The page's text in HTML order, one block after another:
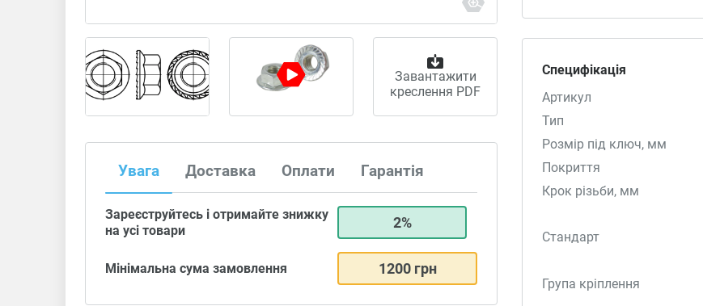
Завантажити
креслення PDF
Увага Доставка Оплати Гарантія
Зареєструйтесь і отримайте знижку
на усі товари
2%
Мінімальна сума замовлення 1200 грн
Специфікація
Артикул
Тип
Розмір під ключ, мм
Покриття
Крок різьби, мм
Стандарт
Група кріплення